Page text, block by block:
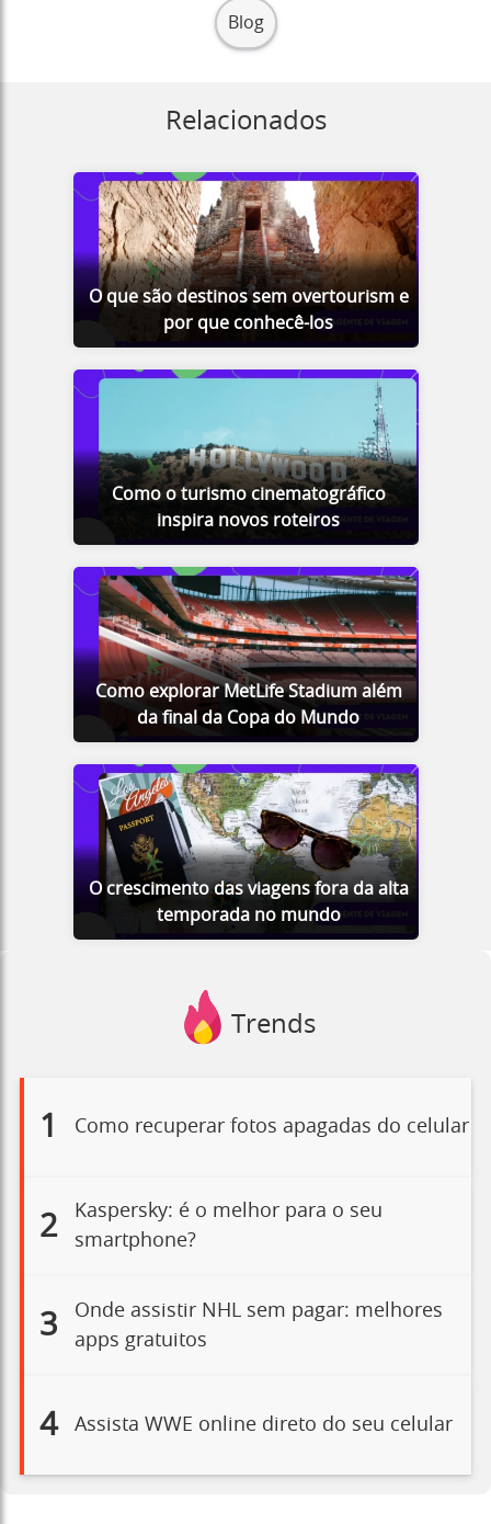
Blog
Relacionados
O que são destinos sem overtourism e
por que conhecê-los
Como o turismo cinematográfico
inspira novos roteiros
Como explorar MetLife Stadium além
da final da Copa do Mundo
O crescimento das viagens fora da alta
temporada no mundo
Trends
1 Como recuperar fotos apagadas do celular
2
Kaspersky: é o melhor para o seu
smartphone?
3
Onde assistir NHL sem pagar: melhores
apps gratuitos
4 Assista WWE online direto do seu celular